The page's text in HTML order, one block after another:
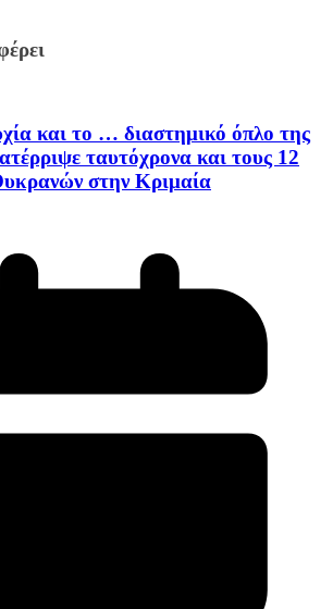
και το … διαστημικό όπλο της
ταυτόχρονα και τους 12
στην Κριμαία